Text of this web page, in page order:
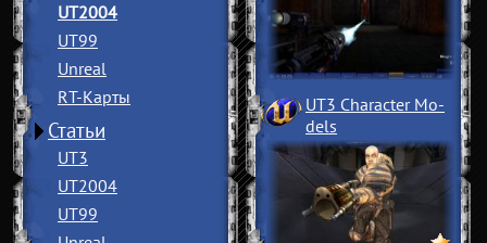
UT2004
UT99
Unreal
RT-Карты
Статьи
UT3
UT2004
UT99
UT3 Character Mo­
dels